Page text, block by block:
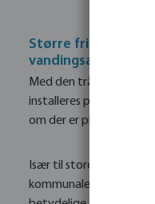
Større frihed ved
vandingsanlæg
Med den trådløse
installeres præcis der,
om der er plads til
Især til store grønne
kommunale projekter